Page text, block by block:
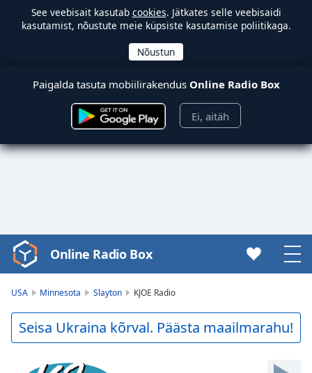
See veebisait kasutab cookies. Jätkates selle veebisaidi
kasutamist, nõustute meie küpsiste kasutamise poliitikaga.
Paigalda tasuta mobiilirakendus Online Radio Box
Ei, aitäh
Video
Player
Play
Video
Online Radio Box
USA Minnesota Slayton KJOE Radio
Seisa Ukraina kõrval. Päästa maailmarahu!